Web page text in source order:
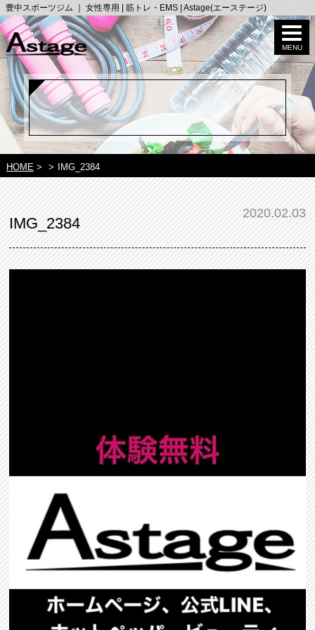
豊中スポーツジム ｜ 女性専用 | 筋トレ・EMS | Astage(エーステージ)
HOME> > IMG_2384
2020.02.03
IMG_2384